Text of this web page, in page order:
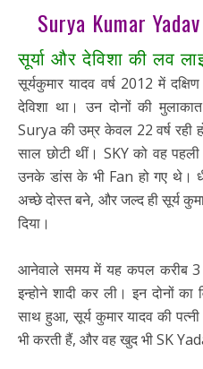
Surya Kumar
सूर्या और देविशा की लव
सूर्यकुमार यादव वर्ष 2012 में
देविशा था। उन दोनों की
Surya की उम्र केवल 22 वर्ष रही
साल छोटी थीं। SKY को वह
उनके डांस के भी Fan हो गए थे।
अच्छे दोस्त बने, और जल्द ही सूर्य
दिया।
आनेवाले समय में यह कपल करीब
इन्होने शादी कर ली। इन दोनों का
साथ हुआ, सूर्य कुमार यादव की
भी करती हैं, और वह खुद भी SK